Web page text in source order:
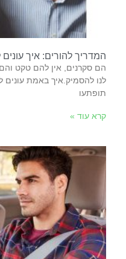
המדריך להורים: איך
הם סקרנים, אין להם טקט
לנו להסמיק.איך באמת עונים
תופתעו
קרא עוד »